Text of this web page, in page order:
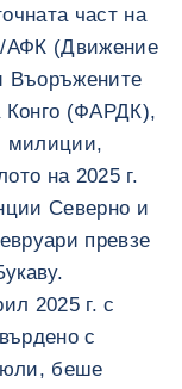
част на
АФК (Движение
Въоръжените
Конго (ФАРДК),
милиции,
на 2025 г.
Северно и
превзе
2025 г. с
с
юли, беше